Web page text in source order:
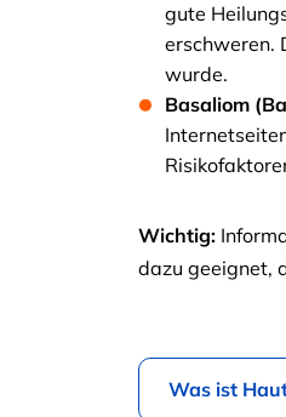
gute
erschweren.
wurde.
Basaliom
Wichtig:
dazu geeignet,
Was ist